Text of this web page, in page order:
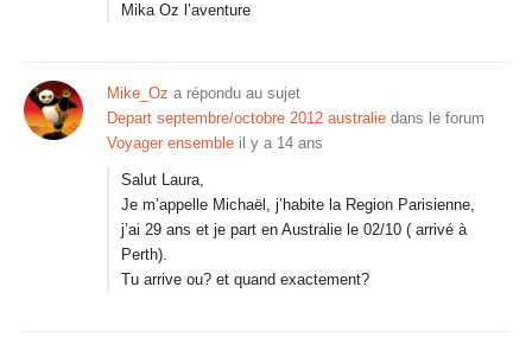
Mika Oz l’aventure
Mike_Oz a répondu au sujet
Depart septembre/octobre 2012 australie dans le forum
Voyager ensemble il y a 14 ans
Salut Laura,
Je m’appelle Michaël, j’habite la Region Parisienne,
j’ai 29 ans et je part en Australie le 02/10 ( arrivé à
Perth).
Tu arrive ou? et quand exactement?